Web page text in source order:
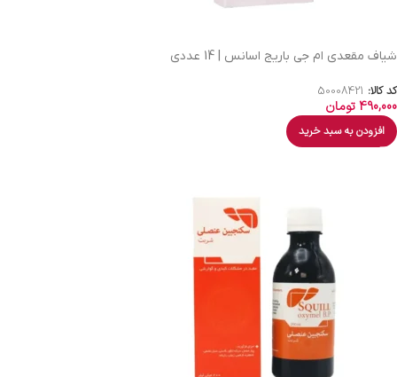
شیاف مقعدی ام جی باریج اسانس | 14 عددی
کد کالا: 50008421
490,000تومان
افزودن به سبد خرید